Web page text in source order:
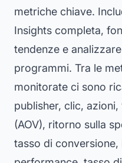
metriche chiave.
Insights completa,
tendenze e
programmi. Tra le
monitorate ci sono
publisher, clic,
(AOV), ritorno sulla
tasso di